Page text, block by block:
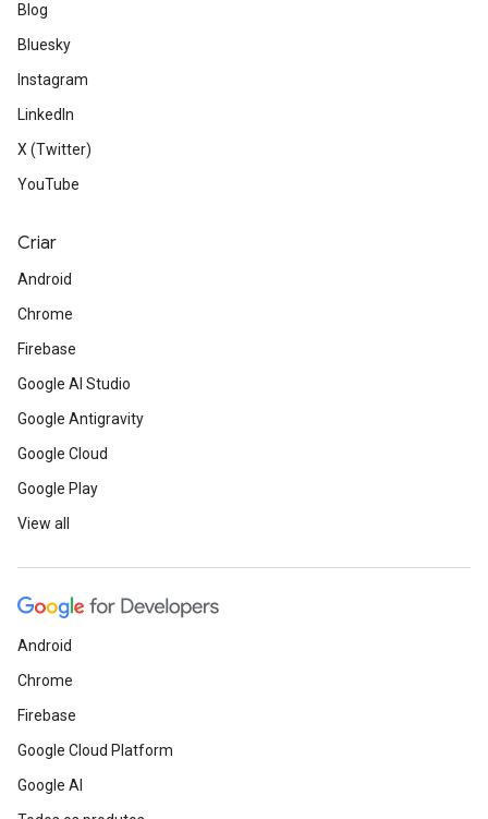
Blog
Bluesky
Instagram
LinkedIn
X (Twitter)
YouTube
Criar
Android
Chrome
Firebase
Google AI Studio
Google Antigravity
Google Cloud
Google Play
View all
Android
Chrome
Firebase
Google Cloud Platform
Google AI